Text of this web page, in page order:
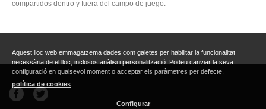
compartidos dentro y fuera del campo de juego.
Aquest lloc web emmagatzema dades com galetes per habilitar la funcionalitat
necessària de el lloc, inclosos anàlisi i personalització. Podeu canviar la seva
configuració en qualsevol moment o acceptar els paràmetres per defecte.
política de cookies
Configurar